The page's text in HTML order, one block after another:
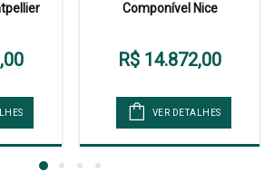
Componível Nice
R$ 14.872,00
VER DETALHES